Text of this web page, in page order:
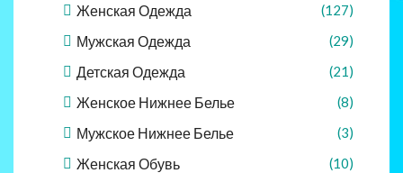
Женская Одежда (127)
Мужская Одежда (29)
Детская Одежда (21)
Женское Нижнее Белье (8)
Мужское Нижнее Белье (3)
Женская Обувь (10)